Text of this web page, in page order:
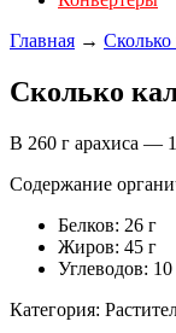
Главная →
Cколько
В 260 г арахиса —
Содержание
Белков: 26 г
Жиров: 45 г
Углеводов: 10
Категория: